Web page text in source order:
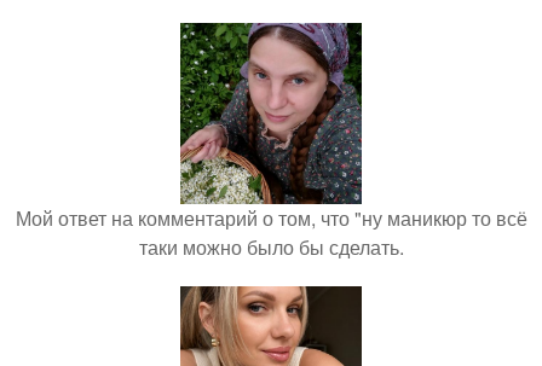
Мой ответ на комментарий о том, что "ну маникюр то всё
таки можно было бы сделать.